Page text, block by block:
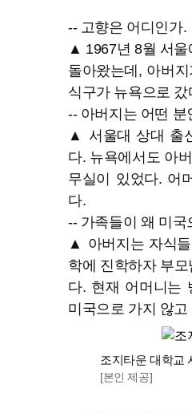
-- 고향은 어디인가.
▲ 1967년 8월 서울
돌아왔는데, 아버
식구가 뉴욕으로 갔
-- 아버지는 어떤 분
▲ 서울대 상대 출
다. 뉴욕에서도 아
무실이 있었다. 어
다.
-- 가족들이 왜 미국
▲ 아버지는 자식
학에 진학하자 부
다. 현재 어머니는
미국으로 가지 않
조지타운 대학교
[본인 제공]